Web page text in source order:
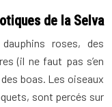
de la Selva
roses, des
(il ne faut pas s’en
boas. Les oiseaux
sont percés sur